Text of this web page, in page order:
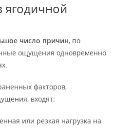
число причин, по
ощущения одновременно
факторов,
входят:
или резкая нагрузка на